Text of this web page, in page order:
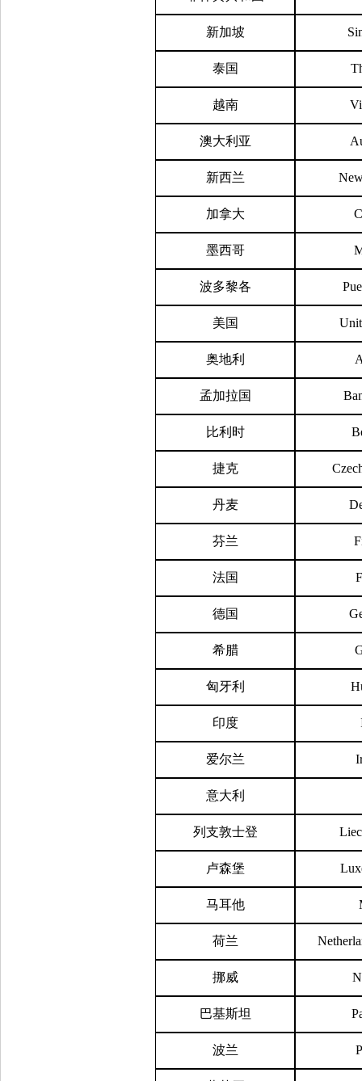
新加坡
泰国
越南
澳大利亚
新西兰
加拿大
墨西哥
波多黎各
美国
奥地利
孟加拉国
比利时
捷克
丹麦
芬兰
法国
德国
希腊
匈牙利
印度
爱尔兰
意大利
列支敦士登
卢森堡
马耳他
荷兰
挪威
巴基斯坦
波兰